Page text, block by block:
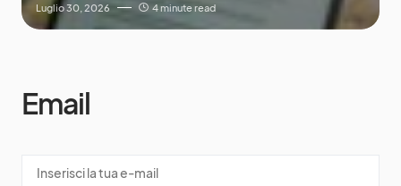
Luglio 30, 2026 4 minute read
Email